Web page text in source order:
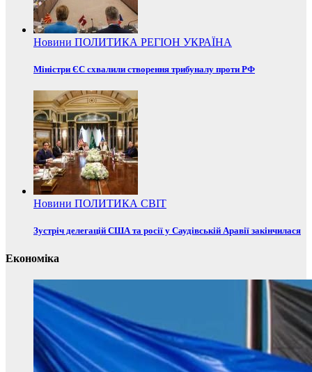
Новини ПОЛИТИКА РЕГІОН УКРАЇНА
Міністри ЄС схвалили створення трибуналу проти РФ
Новини ПОЛИТИКА СВІТ
Зустріч делегацій США та росії у Саудівській Аравії закінчилася
Економіка